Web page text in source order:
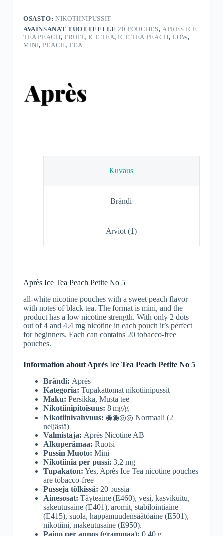
OSASTO:NIKOTIINIPUSSIT
AVAINSANAT TUOTTEELLE 20 POUCHES, APRES ICE
TEA PEACH,FRUIT, ICE TEA,ICE TEA PEACH,LOW,
MINI, PEACH,TEA
Kuvaus
Brändi
Arviot (1)
Après Ice Tea Peach Petite No 5
all-white nicotine pouches with a sweet peach flavor
with notes of black tea. The format is mini, and the
product has a low nicotine strength. With only 2 dots
out of 4 and 4.4 mg nicotine in each pouch it’s perfect
for beginners. Each can contains 20 tobacco-free
pouches.
Information about Après Ice Tea Peach Petite No 5
Brändi: Après
Kategoria: Tupakattomat nikotiinipussit
Maku: Persikka, Musta tee
Nikotiinipitoisuus: 8 mg/g
Nikotiinivahvuus: ◉◉◎◎ Normaali (2
neljästä)
Valmistaja: Après Nicotine AB
Alkuperämaa: Ruotsi
Pussin Muoto: Mini
Nikotiinia per pussi: 3,2 mg
Tupakaton: Yes, Après Ice Tea nicotine pouches
are tobacco-free
Pusseja tölkissä: 20 pussia
Ainesosat: Täyteaine (E460), vesi, kasvikuitu,
sakeutusaine (E401), aromit, stabilointiaine
(E415), suola, happamuudensäätöaine (E501),
nikotiini, makeutusaine (E950).
Paino per annos (grammaa): 0,40 g